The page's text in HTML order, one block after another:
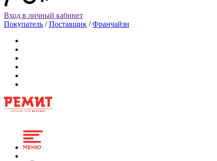
Вход в личный кабинет
Покупатель /Поставщик /Франчайзи